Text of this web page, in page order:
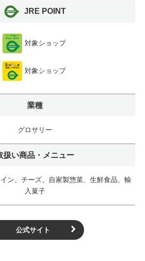
JRE POINT
対象ショップ
対象ショップ
業種
グロサリー
扱い商品・メニュー
ン、チーズ、自家製惣菜、生鮮食品、輸
入菓子
公式サイト